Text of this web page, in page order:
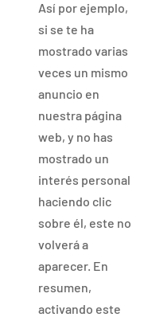
Así por ejemplo,
si se te ha
mostrado varias
veces un mismo
anuncio en
nuestra página
web, y no has
mostrado un
interés personal
haciendo clic
sobre él, este no
volverá a
aparecer. En
resumen,
activando este